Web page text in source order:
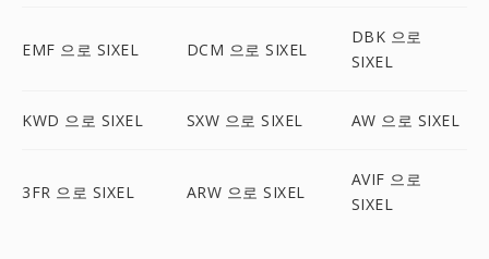
EMF 으로 SIXEL DCM 으로 SIXEL
DBK 으로
SIXEL
KWD 으로 SIXEL SXW 으로 SIXEL AW 으로 SIXEL
3FR 으로 SIXEL ARW 으로 SIXEL
AVIF 으로
SIXEL